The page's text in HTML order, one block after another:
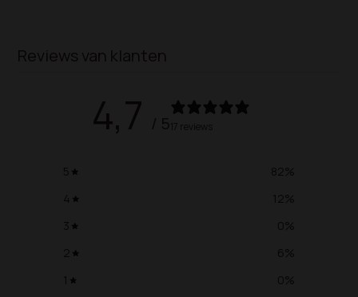
Reviews van klanten
4,7 / 517 reviews
5 82%
4
12%
3
0%
2
6%
1
0%